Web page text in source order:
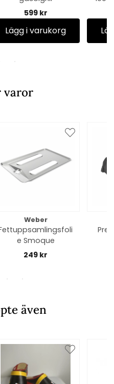
599 kr
Lägg i varukorg
varor
Weber
e Smoque
249 kr
även